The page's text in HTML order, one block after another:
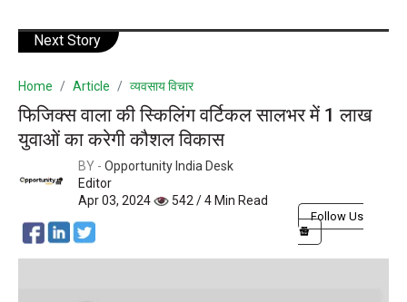
Next Story
Home Article व्यवसाय विचार
फिजिक्स वाला की स्किलिंग वर्टिकल सालभर में 1 लाख
युवाओं का करेगी कौशल विकास
BY - Opportunity India Desk
Editor
Apr 03, 2024
542 / 4 Min Read
Follow Us